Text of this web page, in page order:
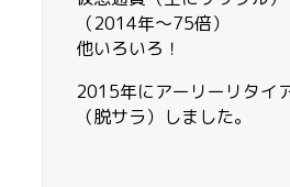
（2014年〜75倍）
他いろいろ！
2015年にアーリーリタイ
（脱サラ）しました。